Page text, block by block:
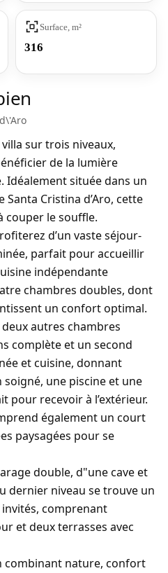
Surface, m²
316
sur trois niveaux,
de la lumière
Idéalement située dans un
Cristina d’Aro, cette
couper le souffle.
d’un vaste séjour-
parfait pour accueillir
indépendante
chambres doubles, dont
un confort optimal.
autres chambres
complète et un second
et cuisine, donnant
une piscine et une
recevoir à l’extérieur.
également un court
paysagées pour se
double, d"une cave et
dernier niveau se trouve un
comprenant
et deux terrasses avec
combinant nature, confort